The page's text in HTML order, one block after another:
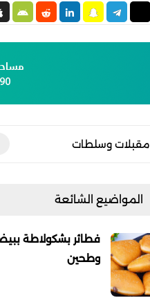
مقبلات وسلطات
المواضيع الشائعة
فطائر بشكولاطة
وطحين